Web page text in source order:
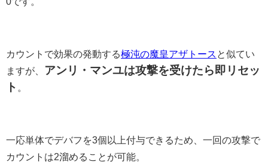
カウントで効果の発動する極沌の魔皇アザトース と似てい
ますが、
アンリ・マンユは攻撃を受けたら即リセッ
ト
一応単体でデバフを3個以上付与できるため、一回の攻撃で
カウントは2溜めることが可能。